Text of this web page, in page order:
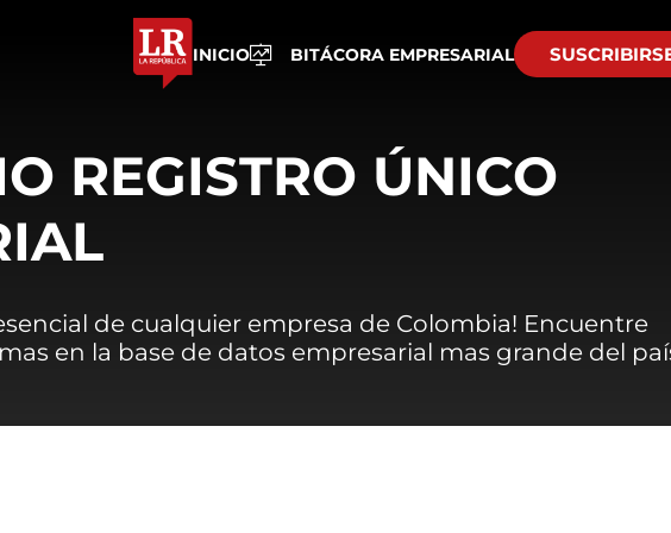
INICIO BITÁCORA EMPRESARIAL
REGISTRO ÚNICO
de cualquier empresa de Colombia! Encuentre
en la base de datos empresarial mas grande del